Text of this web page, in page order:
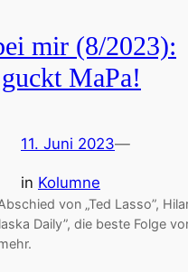
mir (8/2023):
MaPa!
11. Juni 2023—
in Kolumne
von „Ted Lasso”,
Daily”, die beste Folge